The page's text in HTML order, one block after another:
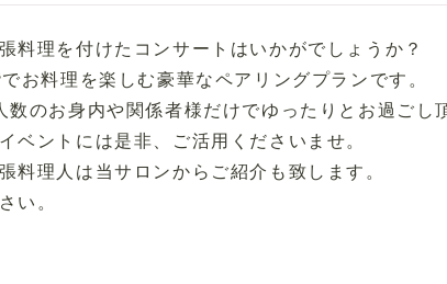
料理を付けたコンサートはいかがでしょうか？
お料理を楽しむ豪華なペアリングプランです。
のお身内や関係者様だけでゆったりとお過ごし
ベントには是非、ご活用くださいませ。
料理人は当サロンからご紹介も致します。
い。